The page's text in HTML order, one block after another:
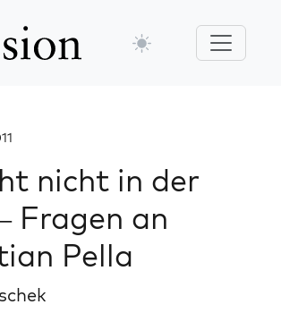
nicht in der
Fragen an
Pella